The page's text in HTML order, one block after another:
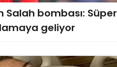
Salah bombası: Süper
geliyor